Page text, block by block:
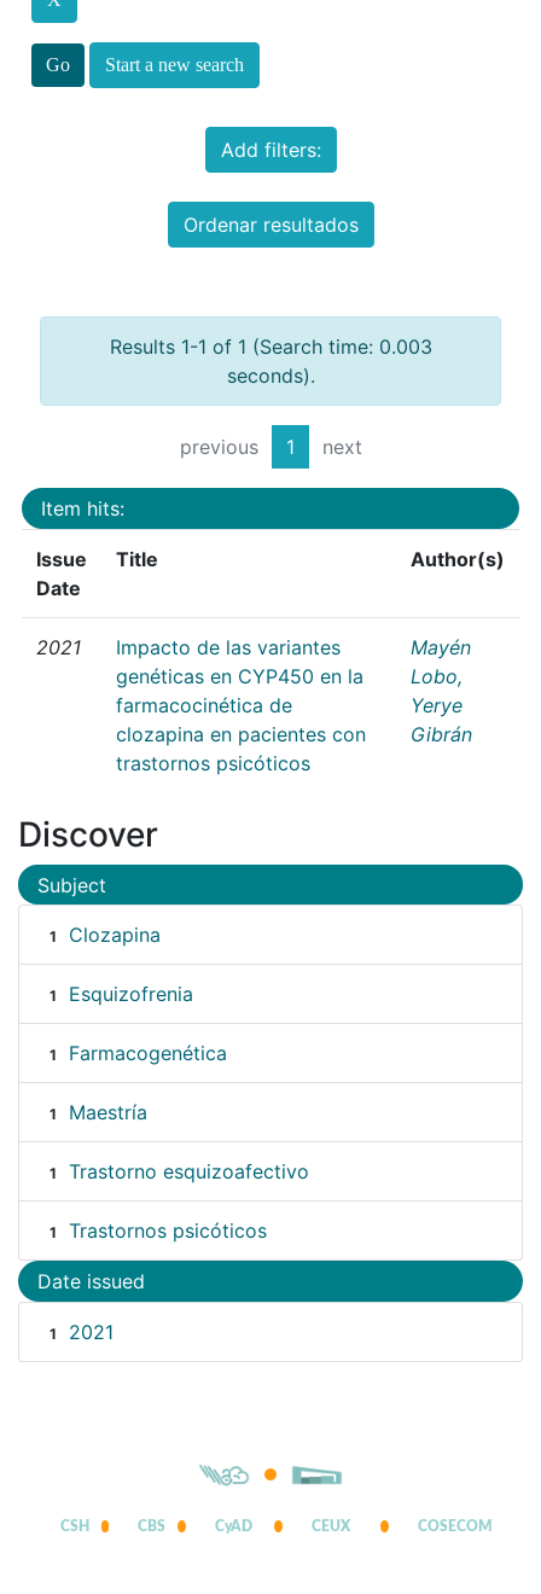
Start a new search
Add filters:
Ordenar resultados
Results 1-1 of 1 (Search time: 0.003
seconds).
previous 1 next
Item hits:
Issue
Date
Title Author(s)
2021
Impacto de las variantes
genéticas en CYP450 en la
farmacocinética de
clozapina en pacientes con
trastornos psicóticos
Mayén
Lobo,
Yerye
Gibrán
Discover
Subject
1 Clozapina
1 Esquizofrenia
1 Farmacogenética
1 Maestría
1 Trastorno esquizoafectivo
1 Trastornos psicóticos
Date issued
1 2021
CSH CBS CyAD CEUX COSECOM